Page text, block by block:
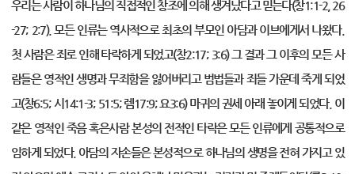
우리는 사람이 하나님의 직접적인 창조에 의해 생겨났다고 믿는다(창1:1-2, 26
-27; 2:7). 모든 인류는 역사적으로 최초의 부모인 아담과 이브에게서 나왔다.
첫 사람은 죄로 인해 타락하게 되었고(창2:17; 3:6) 그 결과 그 이후의 모든 사
람들은 영적인 생명과 무죄함을 잃어버리고 범법들과 죄들 가운데 죽게 되었
고(창6:5; 시14:1-3; 51:5; 렘17:9; 요3:6) 마귀의 권세 아래 놓이게 되었다. 이
같은 영적인 죽음 혹은사람 본성의 전적인 타락은 모든 인류에게 공통적으로
임하게 되었다. 아담의 자손들은 본성적으로 하나님의 생명을 전혀 가지고 있